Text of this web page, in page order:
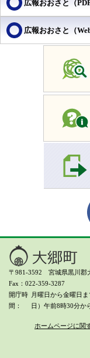
広報おおさと（PDF
広報おおさと（
〒981-3592 宮城県黒川郡
Fax：022-359-3287
開庁時
間
月曜日から金曜日
日） 午前8時30分か
ホームページに関